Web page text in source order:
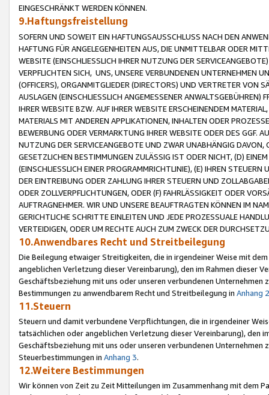
EINGESCHRÄNKT WERDEN KÖNNEN.
9.Haftungsfreistellung
SOFERN UND SOWEIT EIN HAFTUNGSAUSSCHLUSS NACH DEN
HAFTUNG FÜR ANGELEGENHEITEN AUS, DIE UNMITTELBAR ODER
WEBSITE (EINSCHLIESSLICH IHRER NUTZUNG DER
VERPFLICHTEN SICH, UNS, UNSERE VERBUNDENEN UNTERNEHMEN
(OFFICERS), ORGANMITGLIEDER (DIRECTORS) UND VERTRETER VON
AUSLAGEN (EINSCHLIESSLICH ANGEMESSENER
IHRER WEBSITE BZW. AUF IHRER WEBSITE ERSCHEINENDEM
MATERIALS MIT ANDEREN APPLIKATIONEN, INHALTEN ODER
BEWERBUNG ODER VERMARKTUNG IHRER WEBSITE ODER DES GGF.
NUTZUNG DER SERVICEANGEBOTE UND ZWAR UNABHÄNGIG
GESETZLICHEN BESTIMMUNGEN ZULÄSSIG IST ODER NICHT, (D)
(EINSCHLIESSLICH EINER PROGRAMMRICHTLINIE), (E) IHREN
DER EINTREIBUNG ODER ZAHLUNG IHRER STEUERN UND
ODER ZOLLVERPFLICHTUNGEN, ODER (F) FAHRLÄSSIGKEIT ODER
AUFTRAGNEHMER. WIR UND UNSERE BEAUFTRAGTEN KÖNNEN IM
GERICHTLICHE SCHRITTE EINLEITEN UND JEDE PROZESSUALE
VERTEIDIGEN, ODER UM RECHTE AUCH ZUM ZWECK DER
10.Anwendbares Recht und Streitbeilegung
Die Beilegung etwaiger Streitigkeiten, die in irgendeiner Weise mit
angeblichen Verletzung dieser Vereinbarung), den im Rahmen dieser
Geschäftsbeziehung mit uns oder unseren verbundenen
Bestimmungen zu anwendbarem Recht und Streitbeilegung in Anhang 2
11.Steuern
Steuern und damit verbundene Verpflichtungen, die in irgendeiner
tatsächlichen oder angeblichen Verletzung dieser Vereinbarung), den
Geschäftsbeziehung mit uns oder unseren verbundenen
Steuerbestimmungen in Anhang 3.
12.Weitere Bestimmungen
Wir können von Zeit zu Zeit Mitteilungen im Zusammenhang mit dem